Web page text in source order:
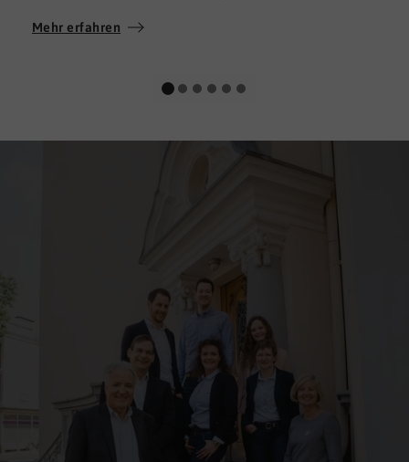
Soft Skills brauchen, finden sie in DNLA den
Mehr erfahren